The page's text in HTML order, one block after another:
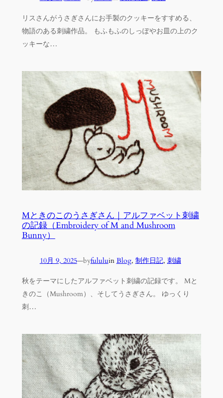
リスさんがうさぎさんにお手製のクッキーをすすめる、
物語のある刺繍作品。 もふもふのしっぽやお皿の上のク
ッキーな…
Mときのこのうさぎさん｜アルファベット刺繍
の記録（Embroidery of M and Mushroom
Bunny）
10月 9, 2025—byfululuin Blog, 制作日記, 刺繍
秋をテーマにしたアルファベット刺繍の記録です。 Mと
きのこ（Mushroom）、そしてうさぎさん。 ゆっくり
刺…